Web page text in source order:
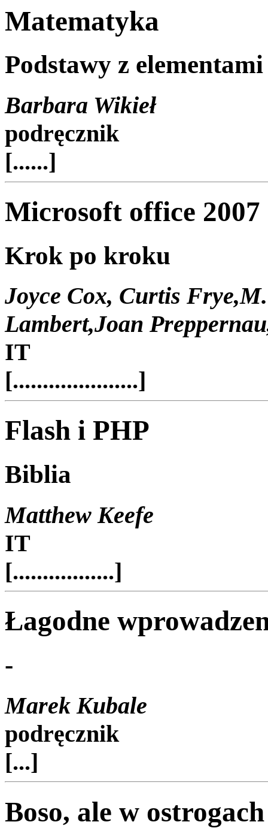
Matematyka
Podstawy z
Barbara Wikieł
podręcznik
[......]
Microsoft office 2007
Krok po kroku
Joyce Cox, Curtis
Lambert,Joan
IT
[.....................]
Flash i PHP
Biblia
Matthew Keefe
IT
[.................]
Łagodne
-
Marek Kubale
podręcznik
[...]
Boso, ale w ostrogach